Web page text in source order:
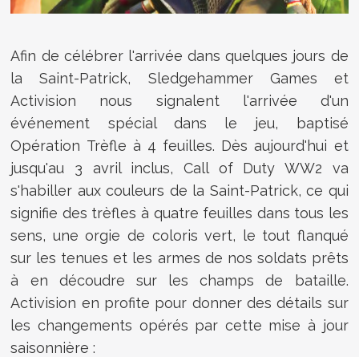
Afin de célébrer l'arrivée dans quelques jours de
la Saint-Patrick, Sledgehammer Games et
Activision nous signalent l'arrivée d'un
événement spécial dans le jeu, baptisé
Opération Trèfle à 4 feuilles. Dès aujourd'hui et
jusqu'au 3 avril inclus, Call of Duty WW2 va
s'habiller aux couleurs de la Saint-Patrick, ce qui
signifie des trèfles à quatre feuilles dans tous les
sens, une orgie de coloris vert, le tout flanqué
sur les tenues et les armes de nos soldats prêts
à en découdre sur les champs de bataille.
Activision en profite pour donner des détails sur
les changements opérés par cette mise à jour
saisonnière :